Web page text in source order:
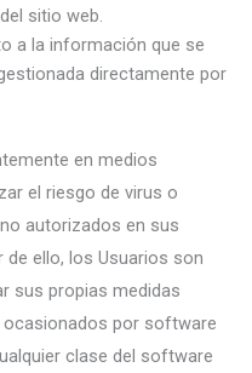
sitio web.
a la información que se
directamente por
en medios
el riesgo de virus o
autorizados en sus
ello, los Usuarios son
sus propias medidas
por software
clase del software